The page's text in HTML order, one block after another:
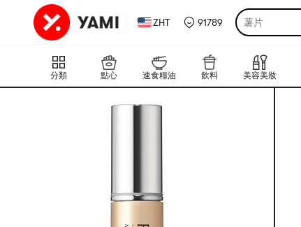
ZHT 91789 薯片
分類 點心 速食糧油 飲料 美容美妝